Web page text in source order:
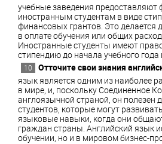
учебные заведения
иностранным студентам в виде
финансовых грантов. Это делается
в оплате обучения или общих
Иностранные студенты имеют
стипендию до начала учебного года
Отточите свои знания
язык является одним из наиболее
в мире, и, поскольку Соединенное
англоязычной страной, он полезен
студентов, которые могут
языковые навыки, когда они
граждан страны. Английский язык
обучении, но и в мировом бизнес-